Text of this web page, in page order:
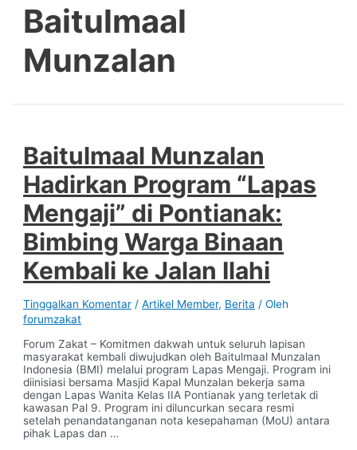
Baitulmaal
Munzalan
Baitulmaal Munzalan
Hadirkan Program “Lapas
Mengaji” di Pontianak:
Bimbing Warga Binaan
Kembali ke Jalan Ilahi
Tinggalkan Komentar /Artikel Member, Berita / Oleh
forumzakat
Forum Zakat – Komitmen dakwah untuk seluruh lapisan
masyarakat kembali diwujudkan oleh Baitulmaal Munzalan
Indonesia (BMI) melalui program Lapas Mengaji. Program ini
diinisiasi bersama Masjid Kapal Munzalan bekerja sama
dengan Lapas Wanita Kelas IIA Pontianak yang terletak di
kawasan Pal 9. Program ini diluncurkan secara resmi
setelah penandatanganan nota kesepahaman (MoU) antara
pihak Lapas dan …